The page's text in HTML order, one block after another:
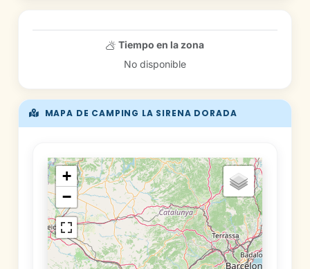
MAPA DE CAMPING LA SIRENA DORADA
+
−
Tiempo en la zona
No disponible